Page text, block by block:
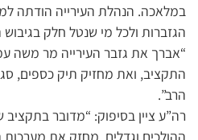
במלאכה. הנהלת העירייה הודתה
הגזברות ולכל מי שנטל חלק בגיבוש
“אברך את גזבר העירייה מר משה
התקציב, ואת מחזיק תיק כספים,
הרב”.
רה”ע ציין בסיפוק: “מדובר בתקציב
ההולכים וגדלים, מחזק את